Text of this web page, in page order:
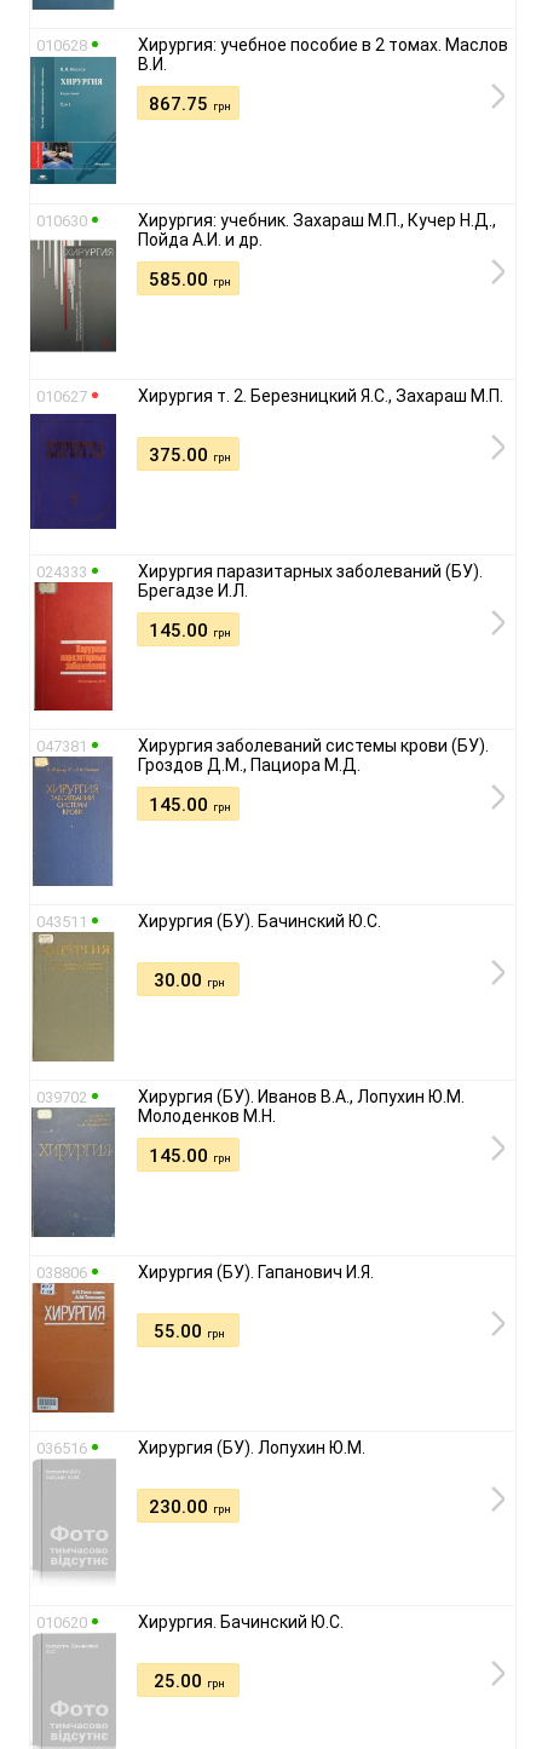
010628
Хирургия: учебное пособие в 2 томах. Маслов
В.И.
867.75 грн
010630
Хирургия: учебник. Захараш М.П., Кучер Н.Д.,
Пойда А.И. и др.
585.00 грн
010627 Хирургия т. 2. Березницкий Я.С., Захараш М.П.
375.00 грн
024333
Хирургия паразитарных заболеваний (БУ).
Брегадзе И.Л.
145.00 грн
047381
Хирургия заболеваний системы крови (БУ).
Гроздов Д.М., Пациора М.Д.
145.00 грн
043511 Хирургия (БУ). Бачинский Ю.С.
30.00 грн
039702
Хирургия (БУ). Иванов В.А., Лопухин Ю.М.
Молоденков М.Н.
145.00 грн
038806 Хирургия (БУ). Гапанович И.Я.
55.00 грн
036516 Хирургия (БУ). Лопухин Ю.М.
230.00 грн
010620 Хирургия. Бачинский Ю.С.
25.00 грн